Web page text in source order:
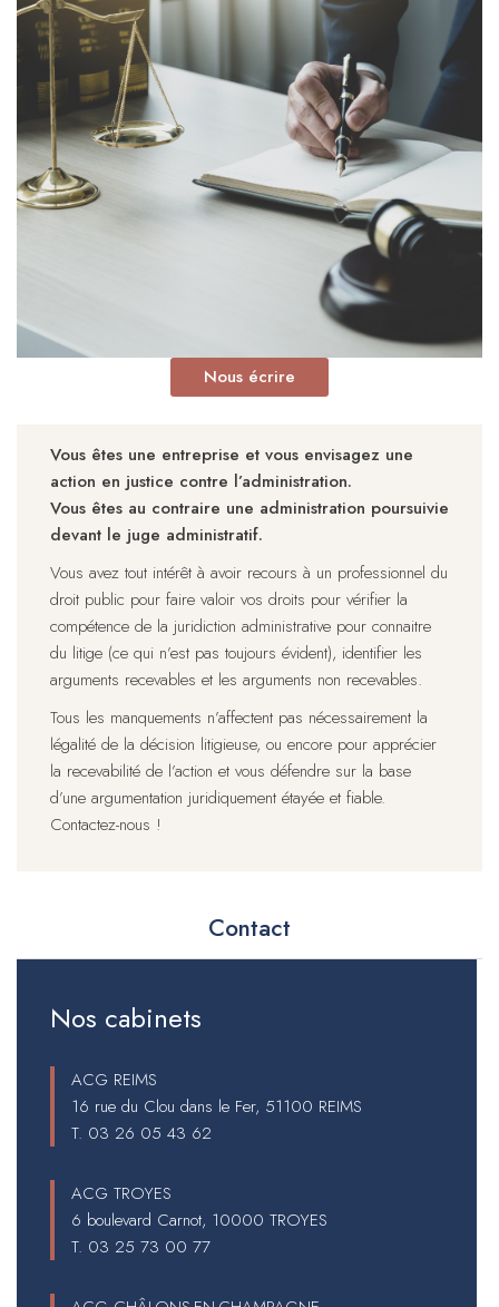
Nous écrire
Vous êtes une entreprise et vous envisagez une
action en justice contre l’administration.
Vous êtes au contraire une administration poursuivie
devant le juge administratif.
Vous avez tout intérêt à avoir recours à un professionnel du
droit public pour faire valoir vos droits pour vérifier la
compétence de la juridiction administrative pour connaitre
du litige (ce qui n’est pas toujours évident), identifier les
arguments recevables et les arguments non recevables.
Tous les manquements n’affectent pas nécessairement la
légalité de la décision litigieuse, ou encore pour apprécier
la recevabilité de l’action et vous défendre sur la base
d’une argumentation juridiquement étayée et fiable.
Contactez-nous !
Contact
Nos cabinets
ACG REIMS
16 rue du Clou dans le Fer, 51100 REIMS
T. 03 26 05 43 62
ACG TROYES
6 boulevard Carnot, 10000 TROYES
T. 03 25 73 00 77